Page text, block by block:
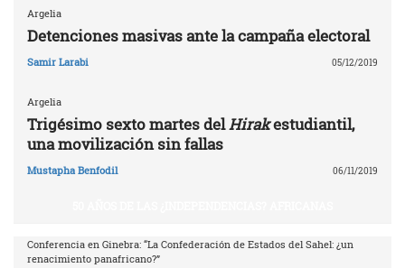
Argelia
Detenciones masivas ante la campaña electoral
Samir Larabi 05/12/2019
Argelia
Trigésimo sexto martes delHirakestudiantil,
una movilización sin fallas
Mustapha Benfodil 06/11/2019
Conferencia en Ginebra: “La Confederación de Estados del Sahel: ¿un
renacimiento panafricano?”